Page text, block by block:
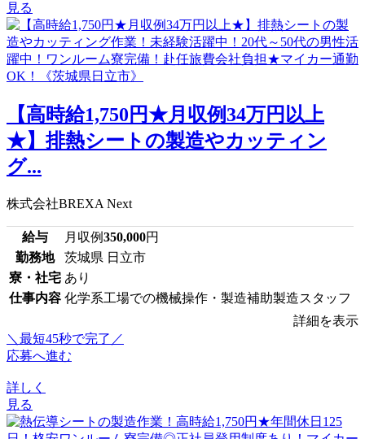
見る
【高時給1,750円★月収例34万円以上
★】排熱シートの製造やカッティン
グ...
株式会社BREXA Next
給与 月収例350,000円
勤務地
茨城県 日立市
寮・社宅 あり
仕事内容 化学系工場での機械操作・製造補助製造スタッフ
詳細を表示
＼最短45秒で完了／
応募へ進む
詳しく
見る